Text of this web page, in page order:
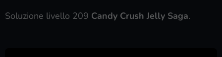
Soluzione livello 209 Candy Crush Jelly Saga.